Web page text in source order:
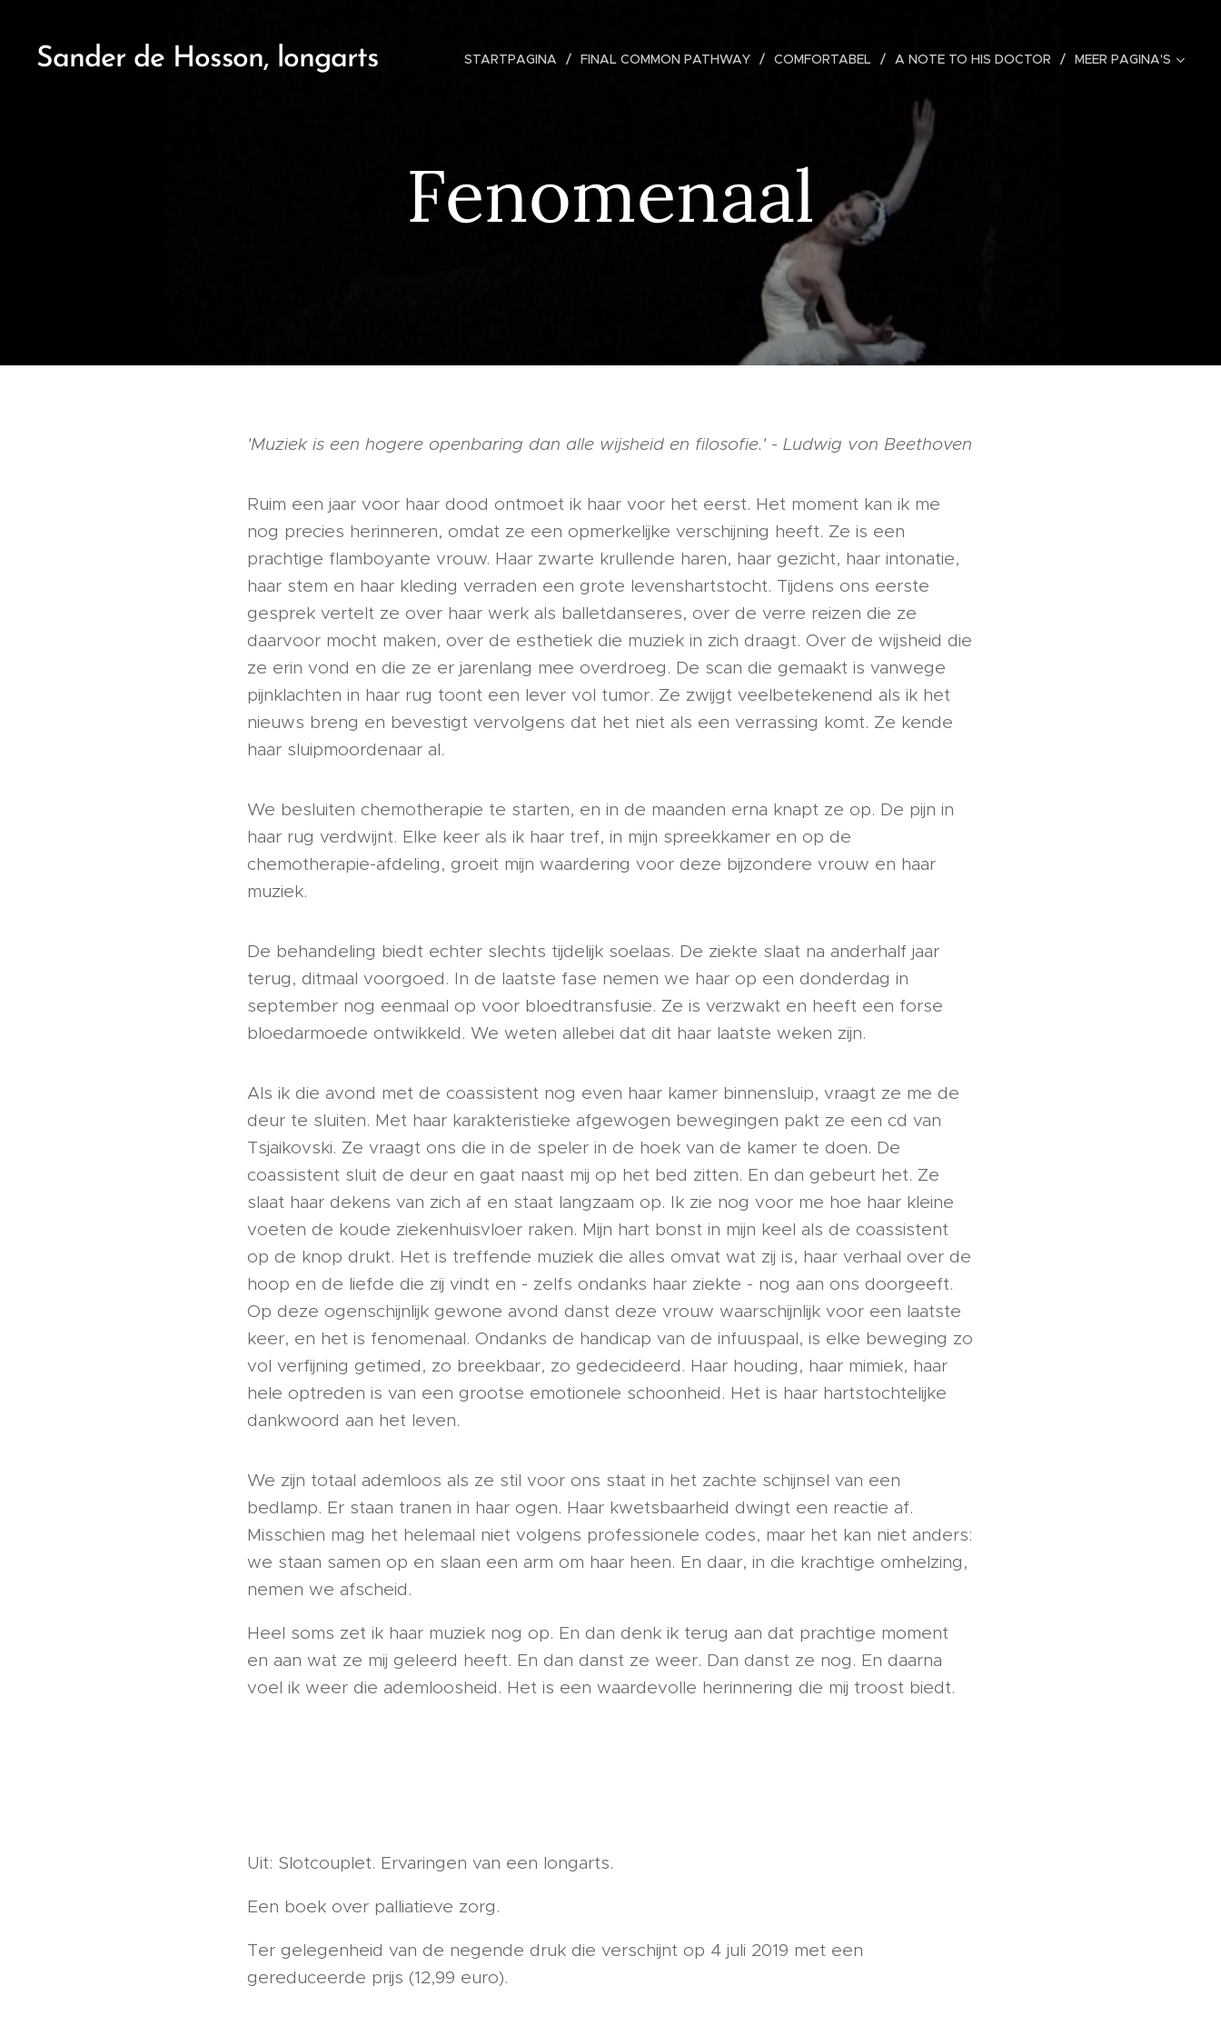
Sander de Hosson, longarts STARTPAGINA FINAL COMMON PATHWAY COMFORTABEL A NOTE TO HIS DOCTOR MEER PAGINA'S
Fenomenaal
'Muziek is een hogere openbaring dan alle wijsheid en filosofie.' - Ludwig von Beethoven
Ruim een jaar voor haar dood ontmoet ik haar voor het eerst. Het moment kan ik me
nog precies herinneren, omdat ze een opmerkelijke verschijning heeft. Ze is een
prachtige flamboyante vrouw. Haar zwarte krullende haren, haar gezicht, haar intonatie,
haar stem en haar kleding verraden een grote levenshartstocht. Tijdens ons eerste
gesprek vertelt ze over haar werk als balletdanseres, over de verre reizen die ze
daarvoor mocht maken, over de esthetiek die muziek in zich draagt. Over de wijsheid die
ze erin vond en die ze er jarenlang mee overdroeg. De scan die gemaakt is vanwege
pijnklachten in haar rug toont een lever vol tumor. Ze zwijgt veelbetekenend als ik het
nieuws breng en bevestigt vervolgens dat het niet als een verrassing komt. Ze kende
haar sluipmoordenaar al.
We besluiten chemotherapie te starten, en in de maanden erna knapt ze op. De pijn in
haar rug verdwijnt. Elke keer als ik haar tref, in mijn spreekkamer en op de
chemotherapie-afdeling, groeit mijn waardering voor deze bijzondere vrouw en haar
muziek.
De behandeling biedt echter slechts tijdelijk soelaas. De ziekte slaat na anderhalf jaar
terug, ditmaal voorgoed. In de laatste fase nemen we haar op een donderdag in
september nog eenmaal op voor bloedtransfusie. Ze is verzwakt en heeft een forse
bloedarmoede ontwikkeld. We weten allebei dat dit haar laatste weken zijn.
Als ik die avond met de coassistent nog even haar kamer binnensluip, vraagt ze me de
deur te sluiten. Met haar karakteristieke afgewogen bewegingen pakt ze een cd van
Tsjaikovski. Ze vraagt ons die in de speler in de hoek van de kamer te doen. De
coassistent sluit de deur en gaat naast mij op het bed zitten. En dan gebeurt het. Ze
slaat haar dekens van zich af en staat langzaam op. Ik zie nog voor me hoe haar kleine
voeten de koude ziekenhuisvloer raken. Mijn hart bonst in mijn keel als de coassistent
op de knop drukt. Het is treffende muziek die alles omvat wat zij is, haar verhaal over de
hoop en de liefde die zij vindt en - zelfs ondanks haar ziekte - nog aan ons doorgeeft.
Op deze ogenschijnlijk gewone avond danst deze vrouw waarschijnlijk voor een laatste
keer, en het is fenomenaal. Ondanks de handicap van de infuuspaal, is elke beweging zo
vol verfijning getimed, zo breekbaar, zo gedecideerd. Haar houding, haar mimiek, haar
hele optreden is van een grootse emotionele schoonheid. Het is haar hartstochtelijke
dankwoord aan het leven.
We zijn totaal ademloos als ze stil voor ons staat in het zachte schijnsel van een
bedlamp. Er staan tranen in haar ogen. Haar kwetsbaarheid dwingt een reactie af.
Misschien mag het helemaal niet volgens professionele codes, maar het kan niet anders:
we staan samen op en slaan een arm om haar heen. En daar, in die krachtige omhelzing,
nemen we afscheid.
Heel soms zet ik haar muziek nog op. En dan denk ik terug aan dat prachtige moment
en aan wat ze mij geleerd heeft. En dan danst ze weer. Dan danst ze nog. En daarna
voel ik weer die ademloosheid. Het is een waardevolle herinnering die mij troost biedt.
Uit: Slotcouplet. Ervaringen van een longarts.
Een boek over palliatieve zorg.
Ter gelegenheid van de negende druk die verschijnt op 4 juli 2019 met een
gereduceerde prijs (12,99 euro).